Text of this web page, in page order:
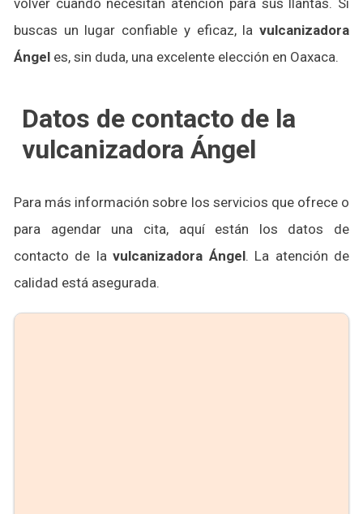
volver cuando necesitan atención para sus llantas. Si
buscas un lugar confiable y eficaz, la vulcanizadora
Ángel es, sin duda, una excelente elección en Oaxaca.
Datos de contacto de la
vulcanizadora Ángel
Para más información sobre los servicios que ofrece o
para agendar una cita, aquí están los datos de
contacto de lavulcanizadora Ángel. La atención de
calidad está asegurada.